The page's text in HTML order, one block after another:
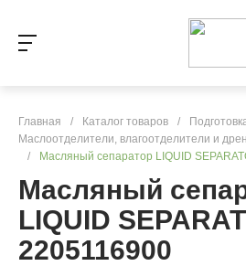
Главная / Каталог товаров /
Маслоотделители, влагоотделители и
/
Масляный сепаратор LIQUID
Масляный
LIQUID
2205116900